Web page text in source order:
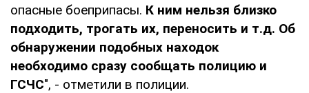
опасные боеприпасы. К ним нельзя близко
подходить, трогать их, переносить и т.д. Об
обнаружении подобных находок
необходимо сразу сообщать полицию и
ГСЧС", - отметили в полиции.